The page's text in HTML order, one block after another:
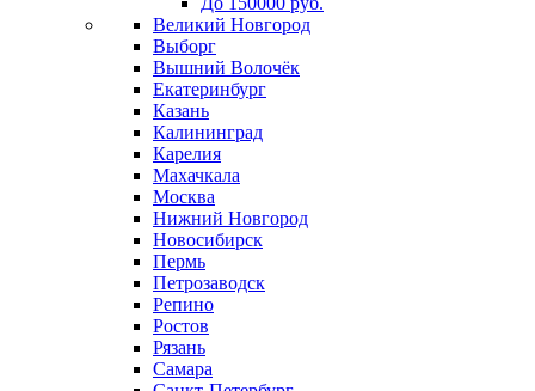
Великий Новгород
Выборг
Вышний Волочёк
Екатеринбург
Казань
Калининград
Карелия
Махачкала
Москва
Нижний Новгород
Новосибирск
Пермь
Петрозаводск
Репино
Ростов
Рязань
Самара